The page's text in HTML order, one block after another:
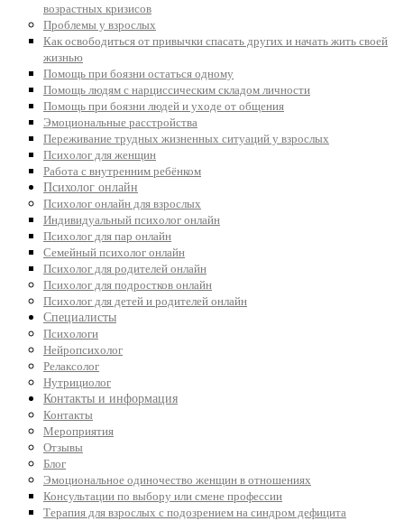
возрастных кризисов
Проблемы у взрослых
Как освободиться от привычки спасать других и начать жить своей
жизнью
Помощь при боязни остаться одному
Помощь людям с нарциссическим складом личности
Помощь при боязни людей и уходе от общения
Эмоциональные расстройства
Переживание трудных жизненных ситуаций у взрослых
Психолог для женщин
Работа с внутренним ребёнком
Психолог онлайн
Психолог онлайн для взрослых
Индивидуальный психолог онлайн
Психолог для пар онлайн
Семейный психолог онлайн
Психолог для родителей онлайн
Психолог для подростков онлайн
Психолог для детей и родителей онлайн
Специалисты
Психологи
Нейропсихолог
Релаксолог
Нутрициолог
Контакты и информация
Контакты
Мероприятия
Отзывы
Блог
Эмоциональное одиночество женщин в отношениях
Консультации по выбору или смене профессии
Терапия для взрослых с подозрением на синдром дефицита